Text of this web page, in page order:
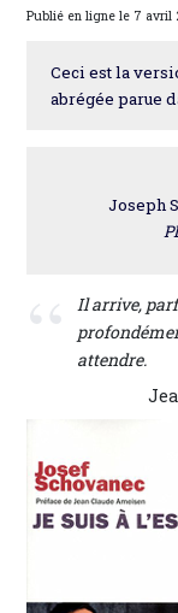
Publié en ligne le 7 avril
Ceci est la
abrégée parue
Joseph
Il arrive,
attendre.